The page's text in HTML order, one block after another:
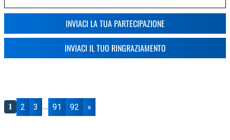
INVIACI LA TUA PARTECIPAZIONE
INVIACI IL TUO RINGRAZIAMENTO
1 2 3 ... 91 92 »